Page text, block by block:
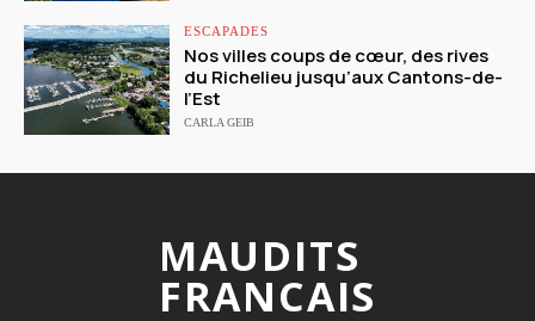
ESCAPADES
Nos villes coups de cœur, des rives
du Richelieu jusqu’aux Cantons-de-
l’Est
CARLA GEIB
MAUDITS
FRANCAIS